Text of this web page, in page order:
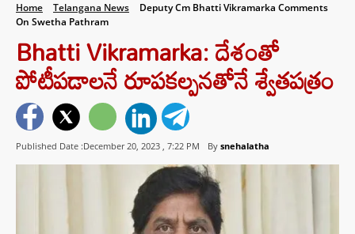
Home Telangana News
Deputy Cm Bhatti Vikramarka Comments
On Swetha Pathram
Bhatti Vikramarka: దేశంతో
పోటీపడాలనే రూపకల్పనతోనే శ్వేతపత్రం
Published Date :December 20, 2023 , 7:22 PM By snehalatha